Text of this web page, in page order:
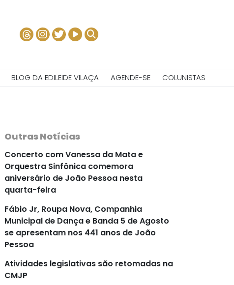
BLOG DA EDILEIDE VILAÇA AGENDE-SE COLUNISTAS
Outras Notícias
Concerto com Vanessa da Mata e
Orquestra Sinfônica comemora
aniversário de João Pessoa nesta
quarta-feira
Fábio Jr, Roupa Nova, Companhia
Municipal de Dança e Banda 5 de Agosto
se apresentam nos 441 anos de João
Pessoa
Atividades legislativas são retomadas na
CMJP